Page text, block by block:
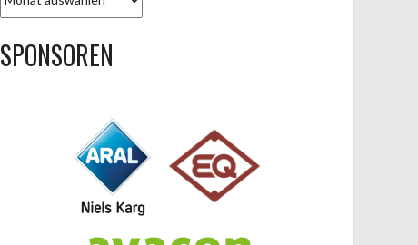
ARCHIV
SPONSOREN